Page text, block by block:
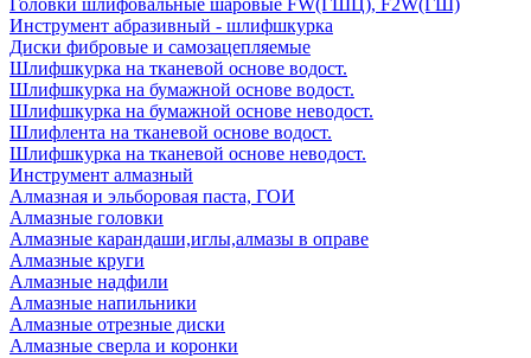
Головки шлифовальные шаровые FW(ГШЦ), F2W(ГШ)
Инструмент абразивный - шлифшкурка
Диски фибровые и самозацепляемые
Шлифшкурка на тканевой основе водост.
Шлифшкурка на бумажной основе водост.
Шлифшкурка на бумажной основе неводост.
Шлифлента на тканевой основе водост.
Шлифшкурка на тканевой основе неводост.
Инструмент алмазный
Алмазная и эльборовая паста, ГОИ
Алмазные головки
Алмазные карандаши,иглы,алмазы в оправе
Алмазные круги
Алмазные надфили
Алмазные напильники
Алмазные отрезные диски
Алмазные сверла и коронки